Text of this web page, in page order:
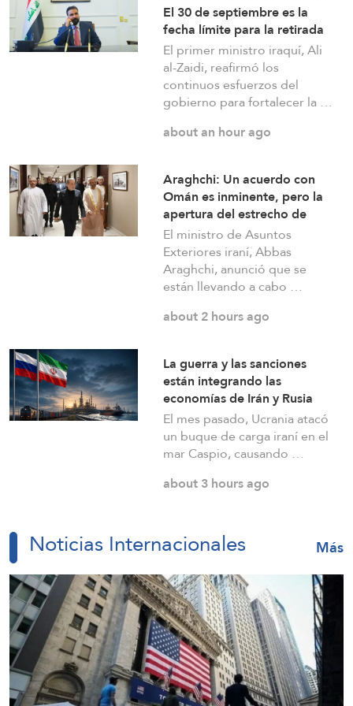
La Resistencia Islámica en Iraq pospone la
respuesta a la agresión estadounidense: los
mártires fortalecen nuestra firmeza
about 19 hours ago
Las Fuerzas Armadas yemeníes anuncian
nuevos ataques contra un campamento militar
pro-saudí y reafirman sus fórmulas de asedio
por asedio y escalada por escalada
about 19 hours ago
about 19 hours ago
Bajas del Ejército ucraniano desde el inicio de
la guerra con Rusia ascienden a 2,5 millones:
Financial Times: Una empresa eléctrica
argentina acusa a Washington de interferir en
un proyecto con China
about 20 hours ago
Mandato de Petro dejó un exitoso desarrollo
El 30 de septiembre es la
fecha límite para la retirada
de las fuerzas de la coalición
de Iraq
El primer ministro iraquí, Ali
al-Zaidi, reafirmó los
continuos esfuerzos del
gobierno para fortalecer la …
about an hour ago
Araghchi: Un acuerdo con
Omán es inminente, pero la
apertura del estrecho de
Ormuz depende de ciertas
condiciones
El ministro de Asuntos
Exteriores iraní, Abbas
Araghchi, anunció que se
están llevando a cabo …
about 2 hours ago
La guerra y las sanciones
están integrando las
economías de Irán y Rusia
El mes pasado, Ucrania atacó
un buque de carga iraní en el
mar Caspio, causando …
about 3 hours ago
Noticias Internacionales Más